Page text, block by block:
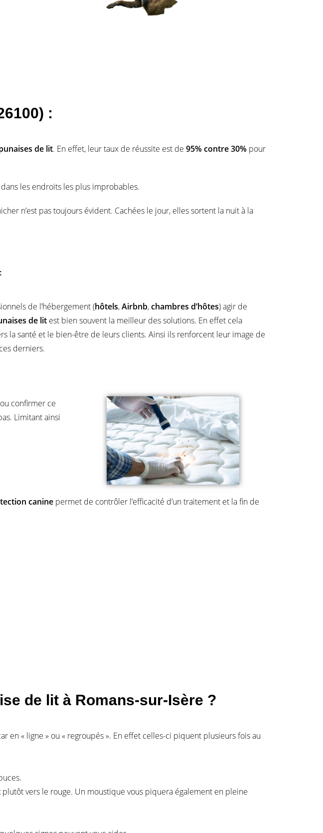
:
de lit. En effet, leur taux de réussite est de 95% contre 30% pour
dans les endroits les plus improbables.
n’est pas toujours évident. Cachées le jour, elles sortent la nuit à la
de l’hébergement (hôtels,Airbnb,chambres d’hôtes) agir de
de litest bien souvent la meilleur des solutions. En effet cela
la santé et le bien-être de leurs clients. Ainsi ils renforcent leur image de
derniers.
confirmer ce
Limitant ainsi
canine permet de contrôler l’efficacité d’un traitement et la fin de
de lit à Romans-sur-Isère ?
en « ligne » ou « regroupés ». En effet celles-ci piquent plusieurs fois au
plutôt vers le rouge. Un moustique vous piquera également en pleine